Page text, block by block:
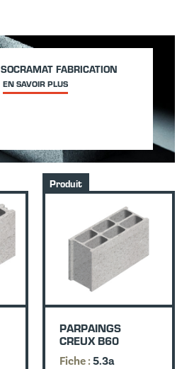
FABRICATION
EN SAVOIR PLUS
Produit
PARPAINGS
CREUX B60
Fiche :5.3a